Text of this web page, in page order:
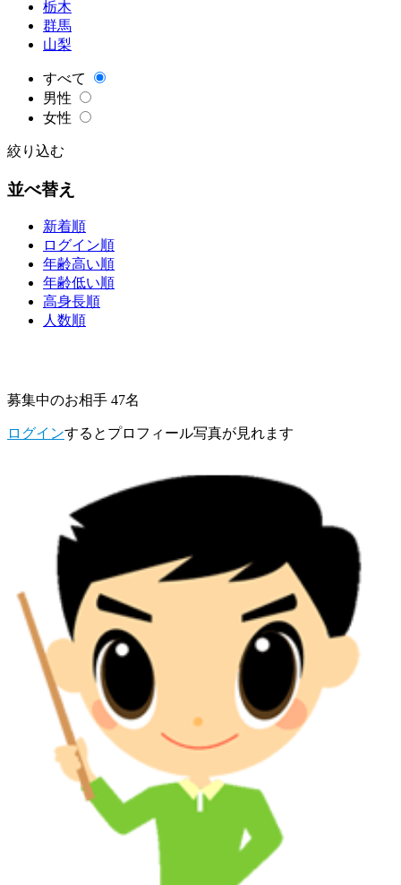
栃木
群馬
山梨
すべて
男性
女性
絞り込む
並べ替え
新着順
ログイン順
年齢高い順
年齢低い順
高身長順
人数順
募集中のお相手 47名
ログインするとプロフィール写真が見れます